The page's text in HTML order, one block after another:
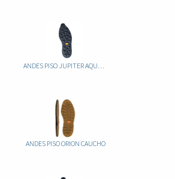
ANDES PISO JUPITER AQUAGRIP CAUCHO
ANDES PISO ORION CAUCHO